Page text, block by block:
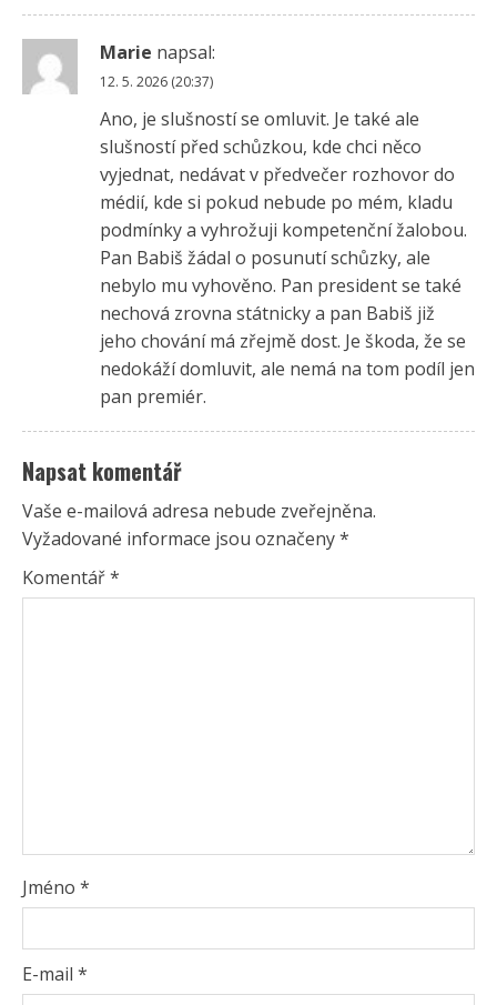
Marie napsal:
12. 5. 2026 (20:37)
Ano, je slušností se omluvit. Je také ale
slušností před schůzkou, kde chci něco
vyjednat, nedávat v předvečer rozhovor do
médií, kde si pokud nebude po mém, kladu
podmínky a vyhrožuji kompetenční žalobou.
Pan Babiš žádal o posunutí schůzky, ale
nebylo mu vyhověno. Pan president se také
nechová zrovna státnicky a pan Babiš již
jeho chování má zřejmě dost. Je škoda, že se
nedokáží domluvit, ale nemá na tom podíl jen
pan premiér.
Napsat komentář
Vaše e-mailová adresa nebude zveřejněna.
Vyžadované informace jsou označeny*
Komentář*
Jméno *
E-mail *